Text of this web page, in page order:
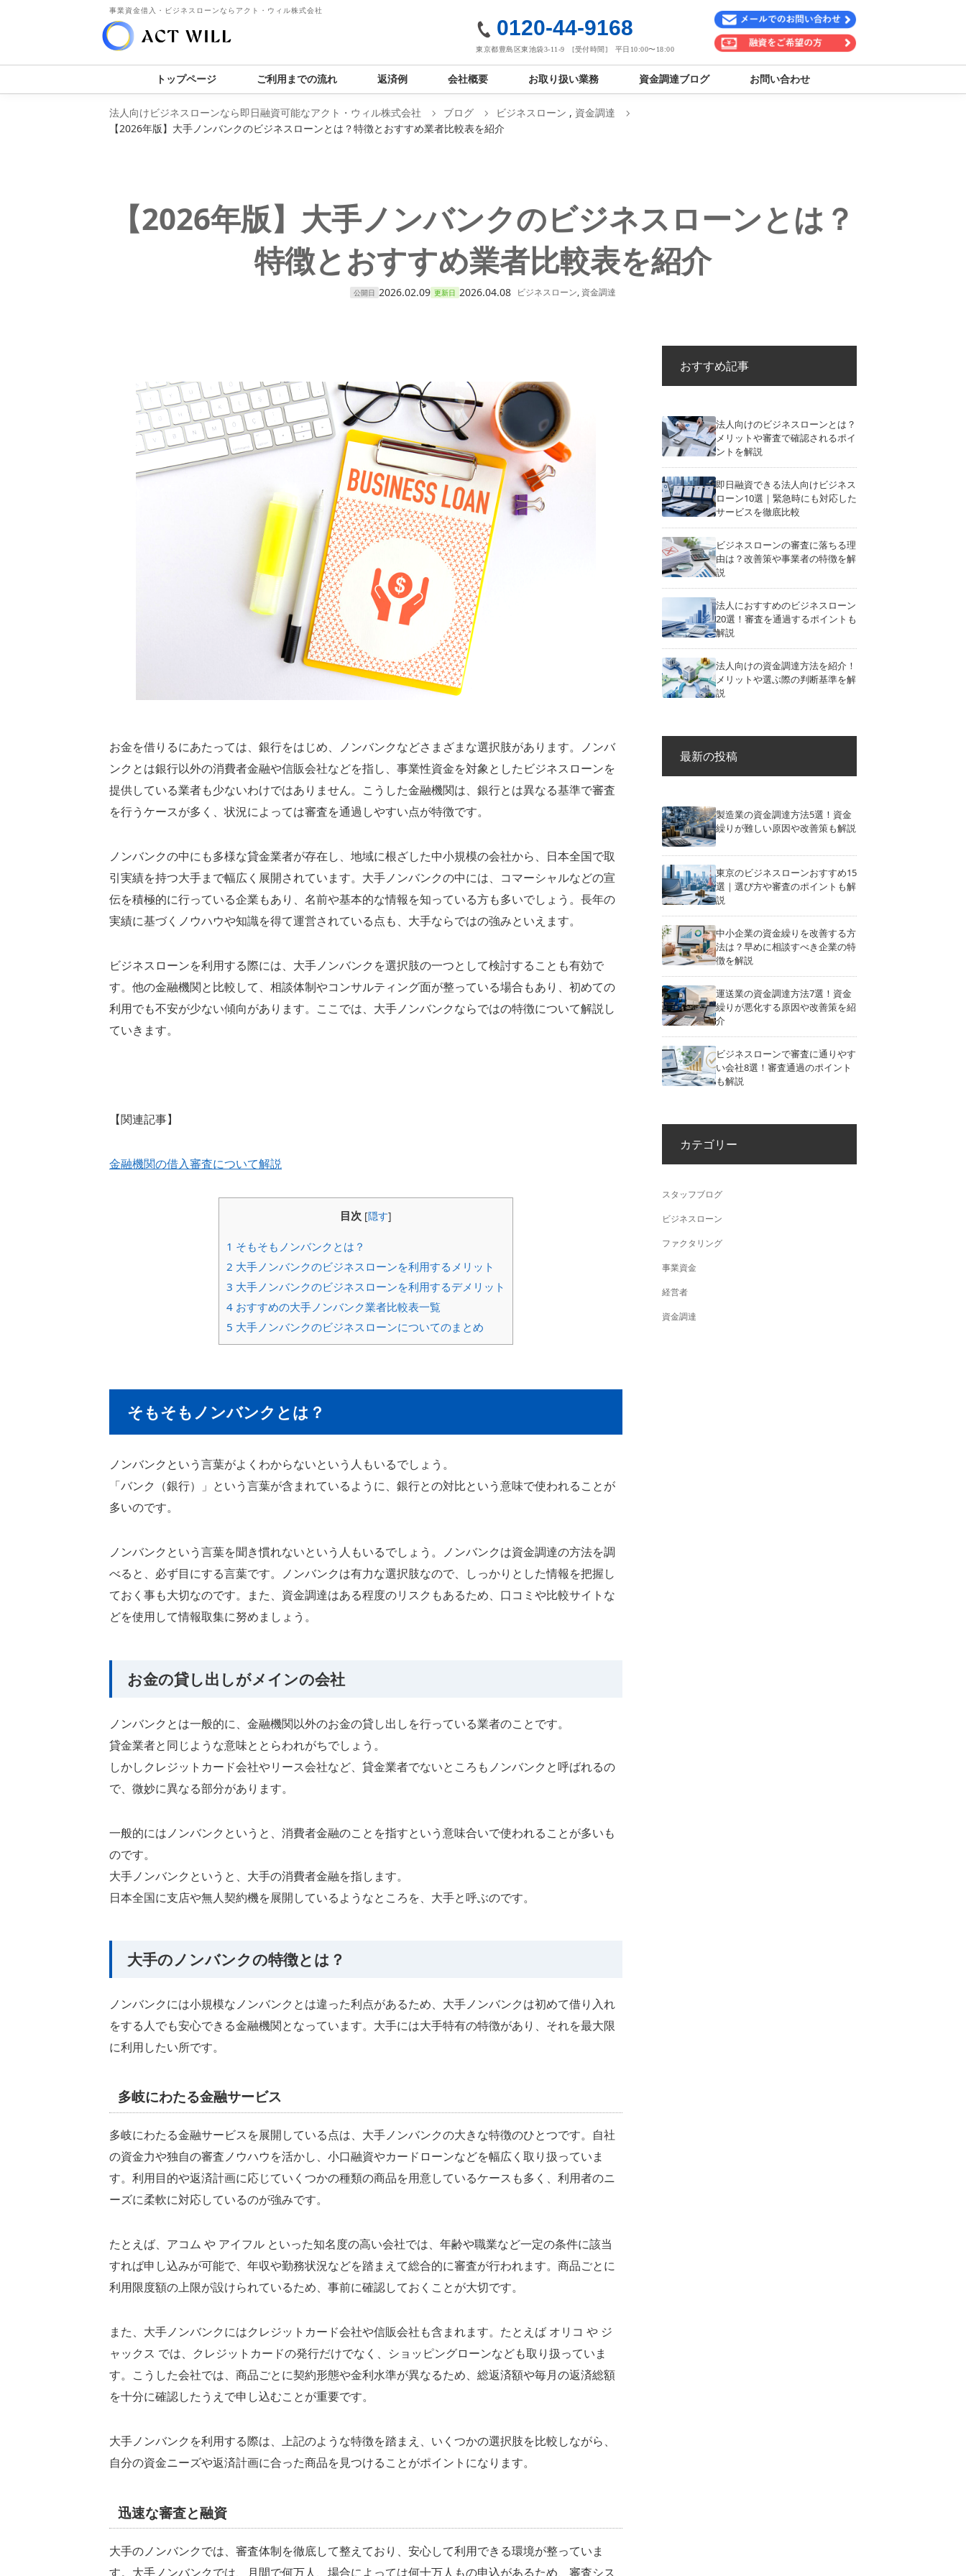
事業資金借入・ビジネスローンならアクト・ウィル株式会社
0120-44-9168
東京都豊島区東池袋3-11-9 [受付時間] 平日10:00〜18:00
トップページ ご利用までの流れ 返済例 会社概要 お取り扱い業務 資金調達ブログ お問い合わせ
法人向けビジネスローンなら即日融資可能なアクト・ウィル株式会社 ブログ ビジネスローン , 資金調達
【2026年版】大手ノンバンクのビジネスローンとは？特徴とおすすめ業者比較表を紹介
【2026年版】大手ノンバンクのビジネスローンとは？
特徴とおすすめ業者比較表を紹介
公開日 2026.02.09 更新日 2026.04.08 ビジネスローン, 資金調達
お金を借りるにあたっては、銀行をはじめ、ノンバンクなどさまざまな選択肢があります。ノンバ
ンクとは銀行以外の消費者金融や信販会社などを指し、事業性資金を対象としたビジネスローンを
提供している業者も少ないわけではありません。こうした金融機関は、銀行とは異なる基準で審査
を行うケースが多く、状況によっては審査を通過しやすい点が特徴です。
ノンバンクの中にも多様な貸金業者が存在し、地域に根ざした中小規模の会社から、日本全国で取
引実績を持つ大手まで幅広く展開されています。大手ノンバンクの中には、コマーシャルなどの宣
伝を積極的に行っている企業もあり、名前や基本的な情報を知っている方も多いでしょう。長年の
実績に基づくノウハウや知識を得て運営されている点も、大手ならではの強みといえます。
ビジネスローンを利用する際には、大手ノンバンクを選択肢の一つとして検討することも有効で
す。他の金融機関と比較して、相談体制やコンサルティング面が整っている場合もあり、初めての
利用でも不安が少ない傾向があります。ここでは、大手ノンバンクならではの特徴について解説し
ていきます。
【関連記事】
金融機関の借入審査について解説
目次 [隠す]
1 そもそもノンバンクとは？
2 大手ノンバンクのビジネスローンを利用するメリット
3 大手ノンバンクのビジネスローンを利用するデメリット
4 おすすめの大手ノンバンク業者比較表一覧
5 大手ノンバンクのビジネスローンについてのまとめ
そもそもノンバンクとは？
ノンバンクという言葉がよくわからないという人もいるでしょう。
「バンク（銀行）」という言葉が含まれているように、銀行との対比という意味で使われることが
多いのです。
ノンバンクという言葉を聞き慣れないという人もいるでしょう。ノンバンクは資金調達の方法を調
べると、必ず目にする言葉です。ノンバンクは有力な選択肢なので、しっかりとした情報を把握し
ておく事も大切なのです。また、資金調達はある程度のリスクもあるため、口コミや比較サイトな
どを使用して情報取集に努めましょう。
お金の貸し出しがメインの会社
ノンバンクとは一般的に、金融機関以外のお金の貸し出しを行っている業者のことです。
貸金業者と同じような意味ととらわれがちでしょう。
しかしクレジットカード会社やリース会社など、貸金業者でないところもノンバンクと呼ばれるの
で、微妙に異なる部分があります。
一般的にはノンバンクというと、消費者金融のことを指すという意味合いで使われることが多いも
のです。
大手ノンバンクというと、大手の消費者金融を指します。
日本全国に支店や無人契約機を展開しているようなところを、大手と呼ぶのです。
大手のノンバンクの特徴とは？
ノンバンクには小規模なノンバンクとは違った利点があるため、大手ノンバンクは初めて借り入れ
をする人でも安心できる金融機関となっています。大手には大手特有の特徴があり、それを最大限
に利用したい所です。
多岐にわたる金融サービス
多岐にわたる金融サービスを展開している点は、大手ノンバンクの大きな特徴のひとつです。自社
の資金力や独自の審査ノウハウを活かし、小口融資やカードローンなどを幅広く取り扱っていま
す。利用目的や返済計画に応じていくつかの種類の商品を用意しているケースも多く、利用者のニ
ーズに柔軟に対応しているのが強みです。
たとえば、アコム や アイフル といった知名度の高い会社では、年齢や職業など一定の条件に該当
すれば申し込みが可能で、年収や勤務状況などを踏まえて総合的に審査が行われます。商品ごとに
利用限度額の上限が設けられているため、事前に確認しておくことが大切です。
また、大手ノンバンクにはクレジットカード会社や信販会社も含まれます。たとえば オリコ や ジ
ャックス では、クレジットカードの発行だけでなく、ショッピングローンなども取り扱っていま
す。こうした会社では、商品ごとに契約形態や金利水準が異なるため、総返済額や毎月の返済総額
を十分に確認したうえで申し込むことが重要です。
大手ノンバンクを利用する際は、上記のような特徴を踏まえ、いくつかの選択肢を比較しながら、
自分の資金ニーズや返済計画に合った商品を見つけることがポイントになります。
迅速な審査と融資
大手のノンバンクでは、審査体制を徹底して整えており、安心して利用できる環境が整っていま
す。大手ノンバンクでは、月間で何万人、場合によっては何十万人もの申込があるため、審査シス
おすすめ記事
法人向けのビジネスローンとは？
メリットや審査で確認されるポイ
ントを解説
即日融資できる法人向けビジネス
ローン10選｜緊急時にも対応した
サービスを徹底比較
ビジネスローンの審査に落ちる理
由は？改善策や事業者の特徴を解
説
法人におすすめのビジネスローン
20選！審査を通過するポイントも
解説
法人向けの資金調達方法を紹介！
メリットや選ぶ際の判断基準を解
説
最新の投稿
製造業の資金調達方法5選！資金
繰りが難しい原因や改善策も解説
東京のビジネスローンおすすめ15
選｜選び方や審査のポイントも解
説
中小企業の資金繰りを改善する方
法は？早めに相談すべき企業の特
徴を解説
運送業の資金調達方法7選！資金
繰りが悪化する原因や改善策を紹
介
ビジネスローンで審査に通りやす
い会社8選！審査通過のポイント
も解説
カテゴリー
スタッフブログ
ビジネスローン
ファクタリング
事業資金
経営者
資金調達